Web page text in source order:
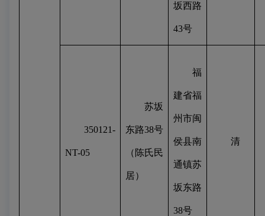
坂西路
43号
350121-
NT-05
苏坂
东路38号
（陈氏民
居）
福
建省福
州市闽
侯县南
通镇苏
坂东路
38号
清